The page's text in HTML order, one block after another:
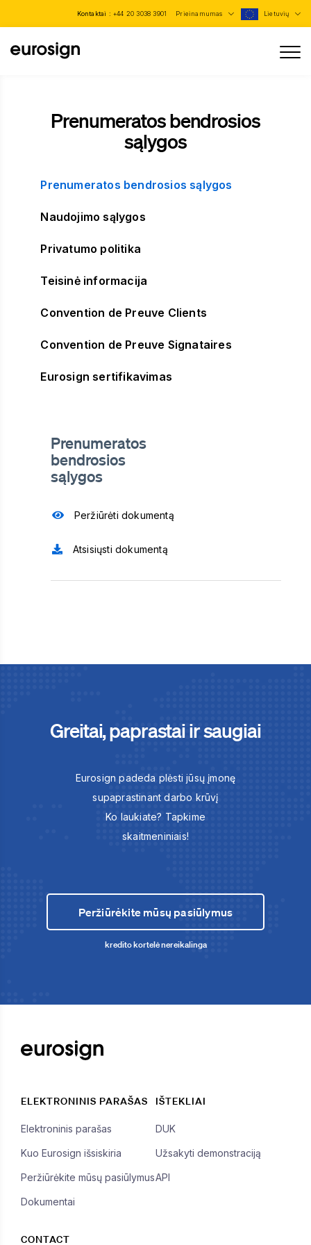
Kontaktai : +44 20 3038 3901 Prieinamumas Lietuvių
Prenumeratos bendrosios
sąlygos
Prenumeratos bendrosios sąlygos
Naudojimo sąlygos
Privatumo politika
Teisinė informacija
Convention de Preuve Clients
Convention de Preuve Signataires
Eurosign sertifikavimas
Prenumeratos
bendrosios
sąlygos
Peržiūrėti dokumentą
Atsisiųsti dokumentą
Greitai, paprastai ir saugiai
Eurosign padeda plėsti jūsų įmonę
supaprastinant darbo krūvį
Ko laukiate? Tapkime
skaitmeniniais!
Peržiūrėkite mūsų pasiūlymus
kredito kortelė nereikalinga
ELEKTRONINIS PARAŠAS
Elektroninis parašas
Kuo Eurosign išsiskiria
Peržiūrėkite mūsų pasiūlymus
Dokumentai
IŠTEKLIAI
DUK
Užsakyti demonstraciją
API
CONTACT